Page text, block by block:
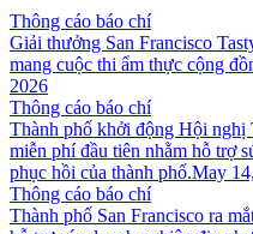
Thông cáo báo chí
Giải thưởng San Francisco
mang cuộc thi ẩm thực cộng
2026
Thông cáo báo chí
Thành phố khởi động Hội
miễn phí đầu tiên nhằm hỗ trợ
phục hồi của thành phố.May
Thông cáo báo chí
Thành phố San Francisco ra